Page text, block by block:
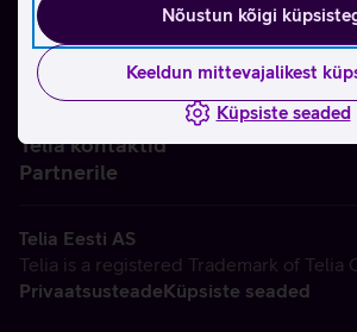
Nõustun kõigi
Keeldun mittevajalikest
Küpsiste seaded
Telia kontaktid
Partnerile
Telia Eesti AS
Telia is a registered Trademark of Telia
PrivaatsusteadeKüpsiste seaded